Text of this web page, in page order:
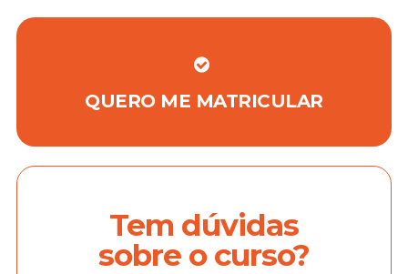
QUERO ME MATRICULAR
Tem dúvidas
sobre o curso?